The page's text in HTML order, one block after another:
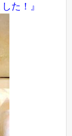
た！』